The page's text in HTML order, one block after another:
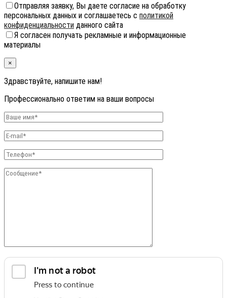
Отправляя заявку, Вы даете согласие на обработку
персональных данных и соглашаетесь с политикой
конфиденциальности данного сайта
Я согласен получать рекламные и информационные
материалы
×
Здравствуйте, напишите нам!
Профессионально ответим на ваши вопросы